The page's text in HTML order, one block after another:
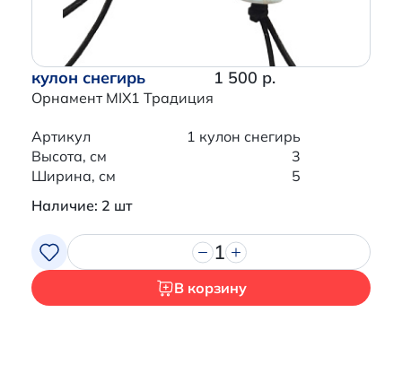
кулон снегирь
Орнамент MIX1 Традиция
1 500 р.
Артикул
1 кулон снегирь
Высота, см
3
Ширина, см
5
Наличие: 2 шт
1
В корзину